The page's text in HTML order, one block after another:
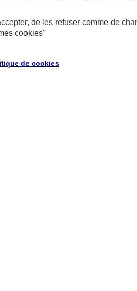
Assurancede les refuser comme de
cookies"
de cookies